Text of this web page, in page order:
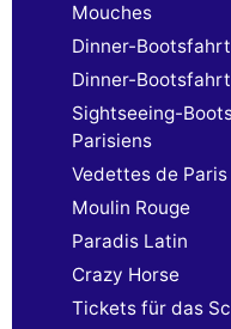
Mouches
Dinner-
Dinner-
Sightseeing-
Parisiens
Vedettes de Paris
Moulin Rouge
Paradis Latin
Crazy Horse
Tickets für das